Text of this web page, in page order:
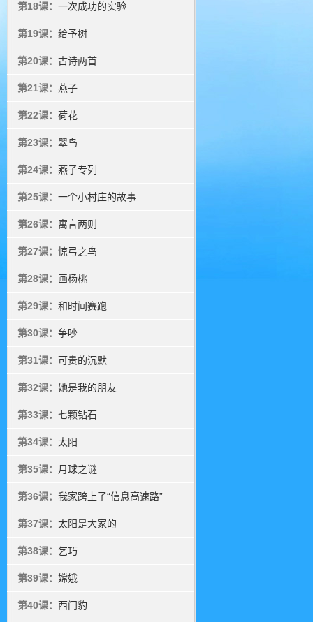
第18课： 一次成功的实验
第19课： 给予树
第20课： 古诗两首
第21课： 燕子
第22课： 荷花
第23课： 翠鸟
第24课： 燕子专列
第25课： 一个小村庄的故事
第26课： 寓言两则
第27课： 惊弓之鸟
第28课： 画杨桃
第29课： 和时间赛跑
第30课： 争吵
第31课： 可贵的沉默
第32课： 她是我的朋友
第33课： 七颗钻石
第34课： 太阳
第35课： 月球之谜
第36课： 我家跨上了“信息高速路”
第37课： 太阳是大家的
第38课： 乞巧
第39课： 嫦娥
第40课： 西门豹